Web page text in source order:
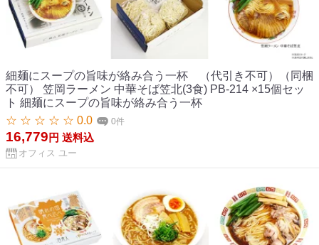
細麺にスープの旨味が絡み合う一杯 （代引き不可）（同梱
不可） 笠岡ラーメン 中華そば笠北(3食) PB-214 ×15個セッ
ト 細麺にスープの旨味が絡み合う一杯
☆ ☆ ☆ ☆ ☆ 0.0
0件
16,779 円 送料込
オフィス ユー